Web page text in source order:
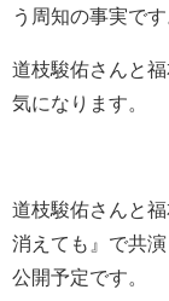
う周知の事実です
道枝駿佑さんと
気になります。
道枝駿佑さんと
消えても』で共
公開予定です。